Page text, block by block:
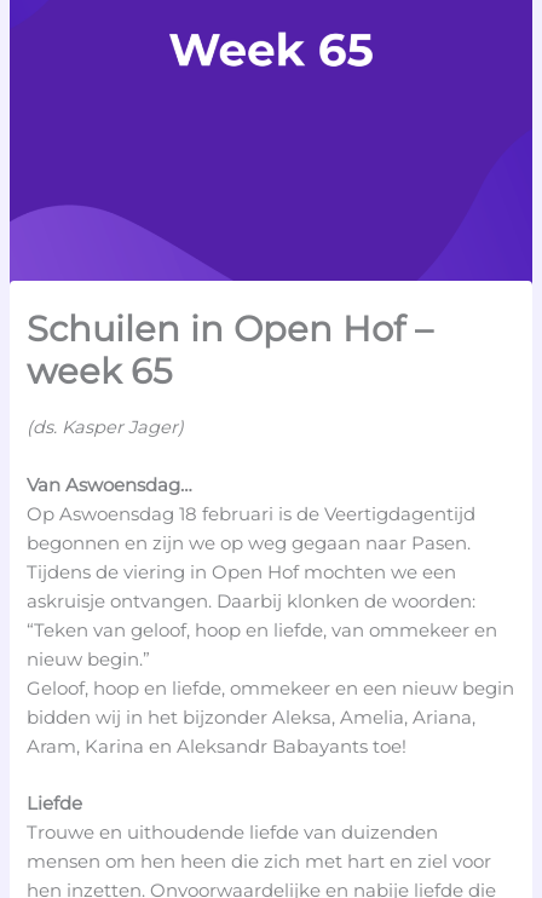
Schuilen in Open Hof –
week 65
(ds. Kasper Jager)
Van Aswoensdag…
Op Aswoensdag 18 februari is de Veertigdagentijd
begonnen en zijn we op weg gegaan naar Pasen.
Tijdens de viering in Open Hof mochten we een
askruisje ontvangen. Daarbij klonken de woorden:
“Teken van geloof, hoop en liefde, van ommekeer en
nieuw begin.”
Geloof, hoop en liefde, ommekeer en een nieuw begin
bidden wij in het bijzonder Aleksa, Amelia, Ariana,
Aram, Karina en Aleksandr Babayants toe!
Liefde
Trouwe en uithoudende liefde van duizenden
mensen om hen heen die zich met hart en ziel voor
hen inzetten. Onvoorwaardelijke en nabije liefde die